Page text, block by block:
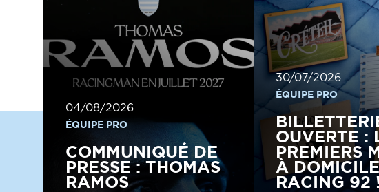
04/08/2026
ÉQUIPE PRO
COMMUNIQUÉ DE
PRESSE : THOMAS
RAMOS
30/07/2026
ÉQUIPE PRO
OUVERTE :
PREMIERS
À
RACING 92 !